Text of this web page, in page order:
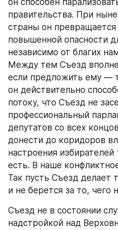
он способен
правительства. При
страны он превращается
повышенной опасности
независимо от благих
Между тем Съезд
если предложить ему —
он действительно
потоку, что Съезд не
профессиональный
депутатов со всех
донести до коридоров
настроения
есть. В наше
Так пусть Съезд делает
и не берется за то, чего
Съезд не в состоянии
надстройкой над